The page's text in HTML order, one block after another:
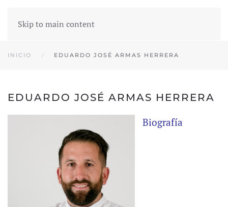
Skip to main content
INICIO EDUARDO JOSÉ ARMAS HERRERA
EDUARDO JOSÉ ARMAS HERRERA
Biografía